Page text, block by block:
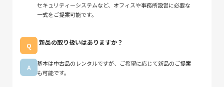
セキュリティーシステムなど、オフィスや事務所設営に必要な
一式をご提案可能です。
新品の取り扱いはありますか？
基本は中古品のレンタルですが、ご希望に応じて新品のご提案
も可能です。